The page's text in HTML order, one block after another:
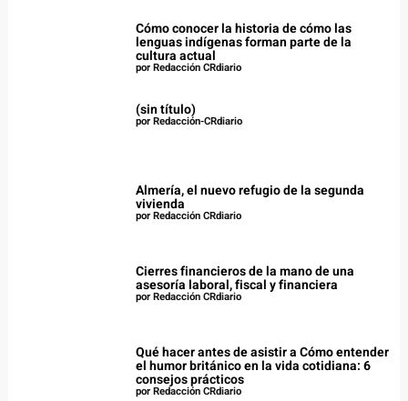
Cómo conocer la historia de cómo las
lenguas indígenas forman parte de la
cultura actual
por Redacción CRdiario
(sin título)
por Redacción-CRdiario
Almería, el nuevo refugio de la segunda
vivienda
por Redacción CRdiario
Cierres financieros de la mano de una
asesoría laboral, fiscal y financiera
por Redacción CRdiario
Qué hacer antes de asistir a Cómo entender
el humor británico en la vida cotidiana: 6
consejos prácticos
por Redacción CRdiario